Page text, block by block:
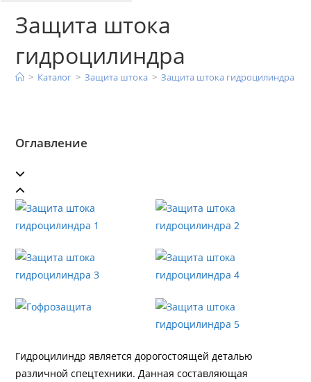
Защита штока
гидроцилиндра
> Каталог > Защита штока > Защита штока гидроцилиндра
Оглавление
Гидроцилиндр является дорогостоящей деталью
различной спецтехники. Данная составляющая